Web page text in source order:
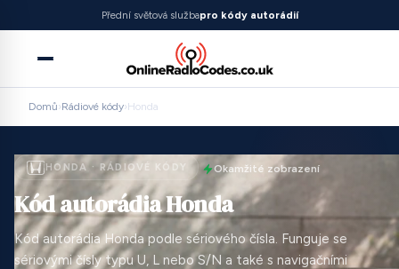
Přední světová službapro kódy autorádií
Domů›Rádiové kódy›Honda
HONDA · RÁDIOVÉ KÓDY Okamžité zobrazení
Kód autorádia Honda
Kód autorádia Honda podle sériového čísla. Funguje se
sériovými čísly typu U, L nebo S/N a také s navigačními